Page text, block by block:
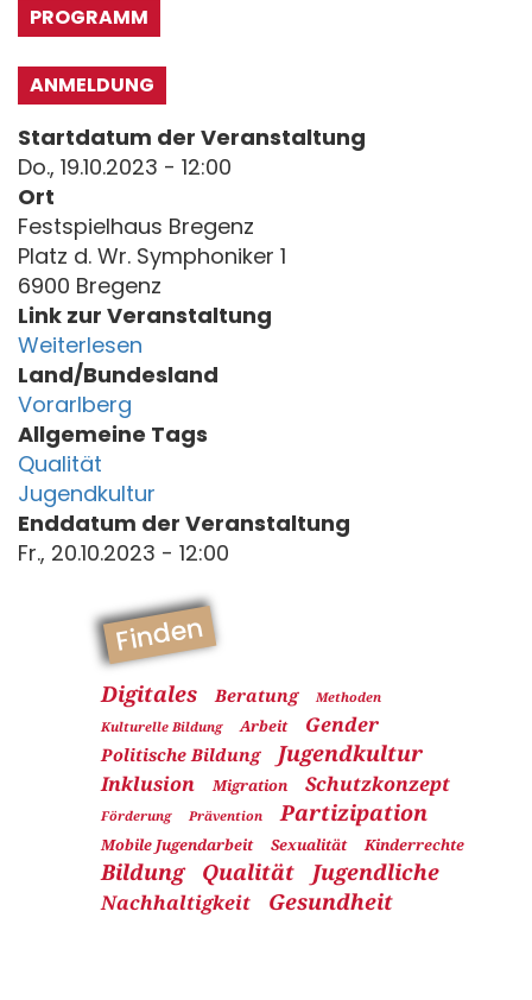
PROGRAMM
ANMELDUNG
Startdatum der Veranstaltung
Do., 19.10.2023 - 12:00
Ort
Festspielhaus Bregenz
Platz d. Wr. Symphoniker 1
6900 Bregenz
Link zur Veranstaltung
Weiterlesen
Land/Bundesland
Vorarlberg
Allgemeine Tags
Qualität
Jugendkultur
Enddatum der Veranstaltung
Fr., 20.10.2023 - 12:00
Finden
Digitales Beratung
Methoden
Kulturelle Bildung
Arbeit Gender
Politische Bildung Jugendkultur
Inklusion Migration Schutzkonzept
Förderung Prävention Partizipation
Mobile Jugendarbeit Sexualität Kinderrechte
Bildung Qualität Jugendliche
Nachhaltigkeit Gesundheit